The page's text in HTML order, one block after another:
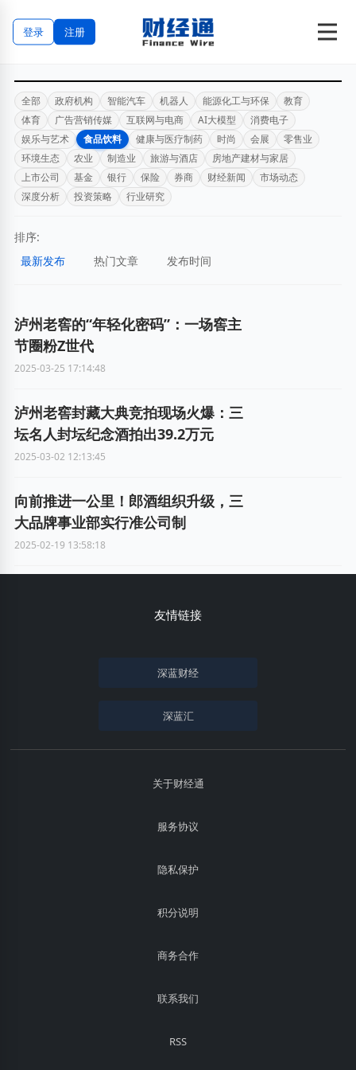
登录 注册
全部 政府机构 智能汽车 机器人 能源化工与环保
教育
体育
广告营销传媒 互联网与电商 AI大模型
消费电子
娱乐与艺术
食品饮料 健康与医疗制药 时尚 会展
零售业
环境生态
农业 制造业 旅游与酒店
房地产建材与家居
上市公司
基金 银行 保险 券商 财经新闻
市场动态
深度分析
投资策略 行业研究
排序:
最新发布
热门文章 发布时间
泸州老窖的“年轻化密码”：一场窖主
节圈粉Z世代
2025-03-25 17:14:48
泸州老窖封藏大典竞拍现场火爆：三
坛名人封坛纪念酒拍出39.2万元
2025-03-02 12:13:45
向前推进一公里！郎酒组织升级，三
大品牌事业部实行准公司制
2025-02-19 13:58:18
友情链接
深蓝财经
深蓝汇
关于财经通
服务协议
隐私保护
积分说明
商务合作
联系我们
RSS